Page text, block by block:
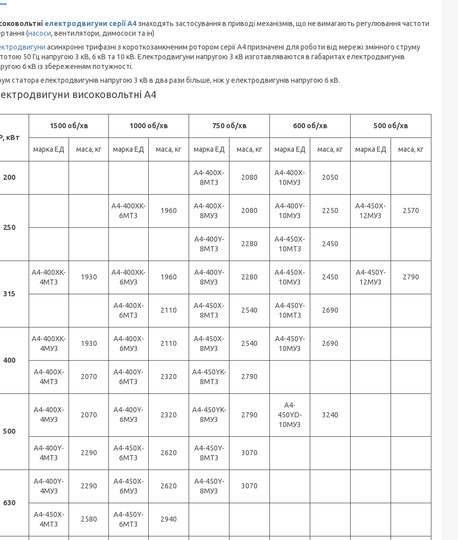
електродвигуни серії А4знаходять застосування в приводі механізмів, що не вимагають регулювання частоти
(насоси, вентилятори, димососи та ін)
асинхронні трифазні з короткозамкненим ротором серії А4 призначені для роботи від мережі змінного струму
50 Гц напругою 3 кВ, 6 кВ та 10 кВ. Електродвигуни напругою 3 кВ изготавляваются в габаритах електродвигунів
6 кВ із збереженням потужності.
статора електродвигунів напругою 3 кВ в два рази більше, ніж у електродвигунів напругою 6 кВ.
високовольтні А4
кВт
1500 об/хв 1000 об/хв 750 об/хв 600 об/хв 500 об/хв
марка ЕД маса, кг марка ЕД маса, кг марка ЕД маса, кг марка ЕД маса, кг марка ЕД маса, кг
200
А4-400X-
8МТ3
2080
А4-400X-
10МУ3
2050
250
А4-400XK-
6МТ3
1960
А4-400X-
8МУ3
2080
А4-400Y-
10МУ3
2250
А4-450X-
12МУ3
2570
А4-400Y-
8МТ3
2280
А4-450X-
10МТ3
2450
315
А4-400XK-
4МТ3
1930
А4-400XK-
6МУ3
1960
А4-400Y-
8МУ3
2280
А4-450X-
10МУ3
2450
А4-450Y-
12МУ3
2790
А4-400X-
6МТ3
2110
А4-450X-
8МТ3
2540
А4-450Y-
10МТ3
2690
400
А4-400XK-
4МУ3
1930
А4-400X-
6МУ3
2110
А4-450X-
8МУ3
2540
А4-450Y-
10МУ3
2690
А4-400X-
4МТ3
2070
А4-400Y-
6МТ3
2320
А4-450YK-
8МТ3
2790
500
А4-400X-
4МУ3
2070
А4-400Y-
6МУ3
2320
А4-450YK-
8МУ3
2790
А4-
450YD-
10МУ3
3240
А4-400Y-
4МТ3
2290
А4-450X-
6МТ3
2620
А4-450Y-
8МТ3
3070
630
А4-400Y-
4МУ3
2290
А4-450X-
6МУ3
2620
А4-450Y-
8МУ3
3070
А4-450X-
4МТ3
2580
А4-450Y-
6МТ3
2940